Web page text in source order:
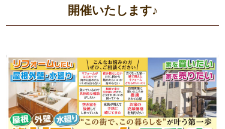
開催いたします♪